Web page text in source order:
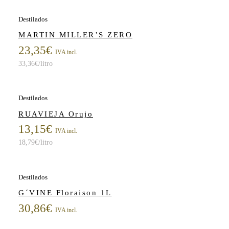
Destilados
MARTIN MILLER’S ZERO
23,35€ IVA incl.
33,36€/litro
Destilados
RUAVIEJA Orujo
13,15€ IVA incl.
18,79€/litro
Destilados
G´VINE Floraison 1L
30,86€ IVA incl.